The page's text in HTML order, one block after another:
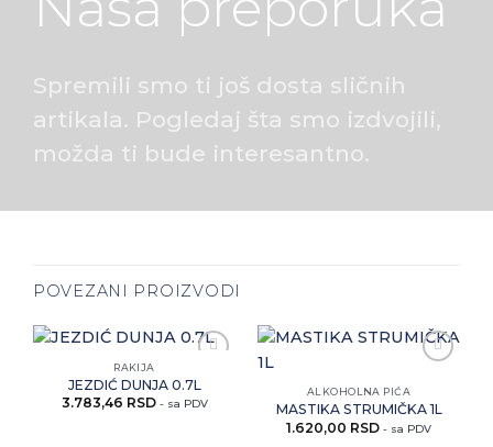
Spremili smo ti još dosta sličnih
artikala. Pogledaj šta smo izdvojili,
možda ti bude interesantno.
POVEZANI PROIZVODI
ovaj
artikal
RAKIJA
JEZDIĆ DUNJA 0.7L
3.783,46 RSD - sa PDV
artikal
ALKOHOLNA PIĆA
MASTIKA STRUMIČKA 1L
1.620,00 RSD - sa PDV